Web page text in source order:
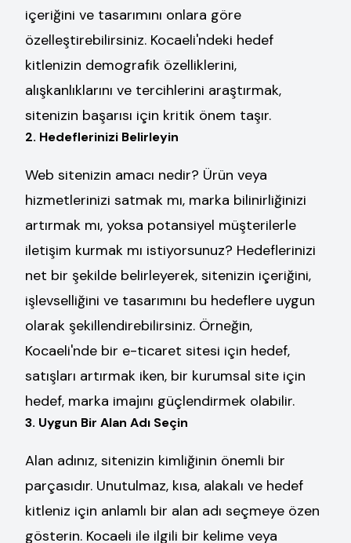
içeriğini ve tasarımını onlara göre
özelleştirebilirsiniz. Kocaeli'ndeki hedef
kitlenizin demografik özelliklerini,
alışkanlıklarını ve tercihlerini araştırmak,
sitenizin başarısı için kritik önem taşır.
2. Hedeflerinizi Belirleyin
Web sitenizin amacı nedir? Ürün veya
hizmetlerinizi satmak mı, marka bilinirliğinizi
artırmak mı, yoksa potansiyel müşterilerle
iletişim kurmak mı istiyorsunuz? Hedeflerinizi
net bir şekilde belirleyerek, sitenizin içeriğini,
işlevselliğini ve tasarımını bu hedeflere uygun
olarak şekillendirebilirsiniz. Örneğin,
Kocaeli'nde bir e-ticaret sitesi için hedef,
satışları artırmak iken, bir kurumsal site için
hedef, marka imajını güçlendirmek olabilir.
3. Uygun Bir Alan Adı Seçin
Alan adınız, sitenizin kimliğinin önemli bir
parçasıdır. Unutulmaz, kısa, alakalı ve hedef
kitleniz için anlamlı bir alan adı seçmeye özen
gösterin. Kocaeli ile ilgili bir kelime veya